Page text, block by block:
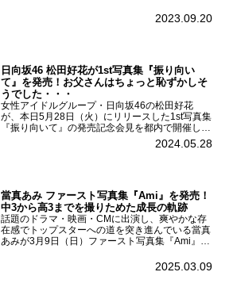
での10日間実施される令和5年 秋の全国交通安全
2023.09.20
日向坂46 松田好花が1st写真集『振り向い
て』を発売！お父さんはちょっと恥ずかしそ
うでした・・・
女性アイドルグループ・日向坂46の松田好花
が、本日5月28日（火）にリリースした1st写真集
『振り向いて』の発売記念会見を都内で開催し
た。日向坂46 松田好花1st写真集『振り向いて』
発売記念会見写真集では日向坂46の松田好花を
2024.05.28
當真あみ ファースト写真集『Ami』を発売！
中3から高3までを撮りためた成長の軌跡
話題のドラマ・映画・CMに出演し、爽やかな存
在感でトップスターへの道を突き進んでいる當真
あみが3月9日（日）ファースト写真集『Ami』
BOOKS SHIBUYAで開催した。當真あみファース
2025.03.09